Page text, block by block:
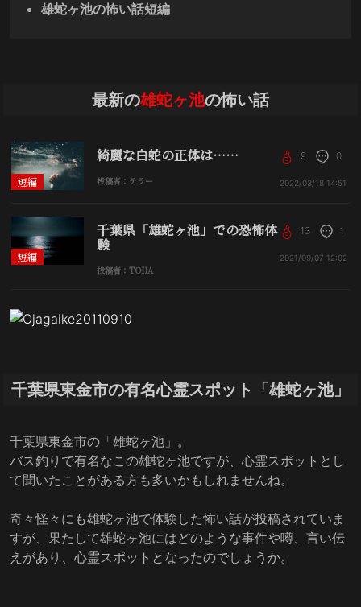
雄蛇ヶ池の怖い話短編
最新の雄蛇ヶ池の怖い話
短編
綺麗な白蛇の正体は……
投稿者：テラー
9 0
2022/03/18 14:51
短編
千葉県「雄蛇ヶ池」での恐怖体
験
投稿者：TOHA
13 1
2021/09/07 12:02
千葉県東金市の有名心霊スポット「雄蛇ヶ池」
千葉県東金市の「雄蛇ヶ池」。
バス釣りで有名なこの雄蛇ヶ池ですが、心霊スポットとし
て聞いたことがある方も多いかもしれませんね。
奇々怪々にも雄蛇ヶ池で体験した怖い話が投稿されていま
すが、果たして雄蛇ヶ池にはどのような事件や噂、言い伝
えがあり、心霊スポットとなったのでしょうか。